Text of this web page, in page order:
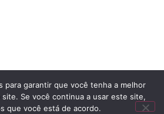
para garantir que você tenha a melhor
Se você continua a usar este site,
que você está de acordo.